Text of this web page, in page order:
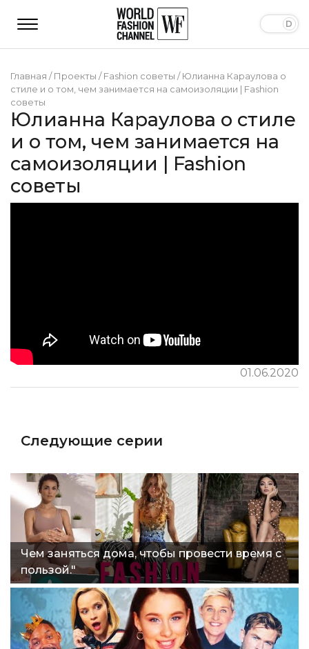
Главная /Проекты /Fashion советы /Юлианна Караулова о
стиле и о том, чем занимается на самоизоляции | Fashion
советы
Юлианна Караулова о стиле
и о том, чем занимается на
самоизоляции | Fashion
советы
01.06.2020
Следующие серии
Чем заняться дома, чтобы провести время с
пользой."